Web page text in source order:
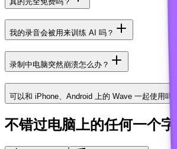
我的录音会被用来训练 AI 吗？
录制中电脑突然崩溃怎么办？
可以和 iPhone、Android 上的 Wave 一起使用吗？
不错过电脑上的任何一个字